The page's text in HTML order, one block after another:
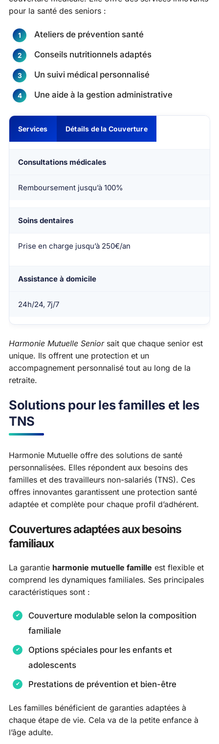
pour la santé des seniors :
Ateliers de prévention santé
Conseils nutritionnels adaptés
Un suivi médical personnalisé
Une aide à la gestion administrative
Services Détails de la Couverture
Consultations médicales
Remboursement jusqu’à 100%
Soins dentaires
Prise en charge jusqu’à 250€/an
Assistance à domicile
24h/24, 7j/7
Harmonie Mutuelle Seniorsait que chaque senior est
unique. Ils offrent une protection et un
accompagnement personnalisé tout au long de la
retraite.
Solutions pour les familles et les
TNS
Harmonie Mutuelle offre des solutions de santé
personnalisées. Elles répondent aux besoins des
familles et des travailleurs non-salariés (TNS). Ces
offres innovantes garantissent une protection santé
adaptée et complète pour chaque profil d’adhérent.
Couvertures adaptées aux besoins
familiaux
La garantie harmonie mutuelle famille est flexible et
comprend les dynamiques familiales. Ses principales
caractéristiques sont :
Couverture modulable selon la composition
familiale
Options spéciales pour les enfants et
adolescents
Prestations de prévention et bien-être
Les familles bénéficient de garanties adaptées à
chaque étape de vie. Cela va de la petite enfance à
l’âge adulte.